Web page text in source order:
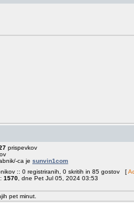
prispevkov
ca je sunvin1com
:: 0 registriranih, 0 skritih in 85 gostov [
1570 , dne Pet Jul 05, 2024 03:53
pet minut.